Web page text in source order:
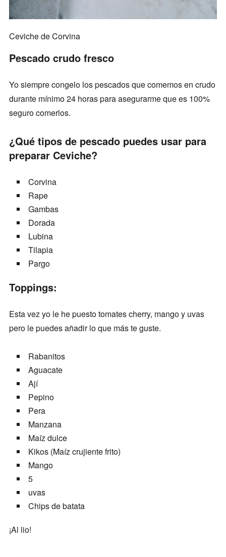
Ceviche de Corvina
Pescado crudo fresco
Yo siempre congelo los pescados que comemos en crudo
durante mínimo 24 horas para asegurarme que es 100%
seguro comerlos.
¿Qué tipos de pescado puedes usar para
preparar Ceviche?
Corvina
Rape
Gambas
Dorada
Lubina
Tilapia
Pargo
Toppings:
Esta vez yo le he puesto tomates cherry, mango y uvas
pero le puedes añadir lo que más te guste.
Rabanitos
Aguacate
Ají
Pepino
Pera
Manzana
Maíz dulce
Kikos (Maíz crujiente frito)
Mango
5
uvas
Chips de batata
¡Al lio!